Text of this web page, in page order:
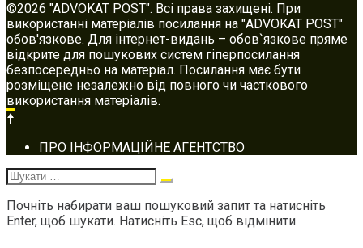
©2026 "ADVOKAT POST". Всі права захищені. При
використанні матеріалів посилання на "ADVOKAT POST"
обов'язкове. Для інтернет-видань – обов`язкове пряме
відкрите для пошукових систем гіперпосилання
безпосередньо на матеріал. Посилання має бути
розміщене незалежно від повного чи часткового
використання матеріалів.
Footer
navigation
ПРО ІНФОРМАЦІЙНЕ АГЕНТСТВО
Шукати:
Почніть набирати ваш пошуковий запит та натисніть
Enter, щоб шукати. Натисніть Esc, щоб відмінити.